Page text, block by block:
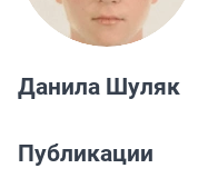
Данила Шуляк
Публикации